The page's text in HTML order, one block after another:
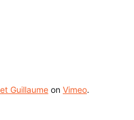
Guillaume on Vimeo.